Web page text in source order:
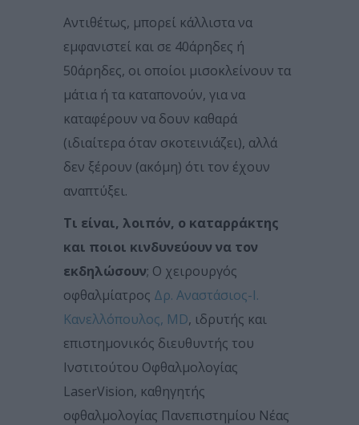
Αντιθέτως, μπορεί κάλλιστα να
εμφανιστεί και σε 40άρηδες ή
50άρηδες, οι οποίοι μισοκλείνουν τα
μάτια ή τα καταπονούν, για να
καταφέρουν να δουν καθαρά
(ιδιαίτερα όταν σκοτεινιάζει), αλλά
δεν ξέρουν (ακόμη) ότι τον έχουν
αναπτύξει.
Τι είναι, λοιπόν, ο καταρράκτης
και ποιοι κινδυνεύουν να τον
εκδηλώσουν; Ο χειρουργός
οφθαλμίατρος Δρ. Αναστάσιος-Ι.
Κανελλόπουλος, MD, ιδρυτής και
επιστημονικός διευθυντής του
Ινστιτούτου Οφθαλμολογίας
LaserVision, καθηγητής
οφθαλμολογίας Πανεπιστημίου Νέας